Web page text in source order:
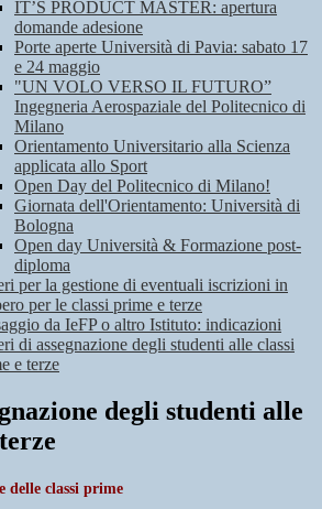
IT’S PRODUCT MASTER: apertura
domande adesione
Porte aperte Università di Pavia: sabato 17
e 24 maggio
"UN VOLO VERSO IL FUTURO”
Ingegneria Aerospaziale del Politecnico di
Milano
Orientamento Universitario alla Scienza
applicata allo Sport
Open Day del Politecnico di Milano!
Giornata dell'Orientamento: Università di
Bologna
Open day Università & Formazione post-
diploma
per la gestione di eventuali iscrizioni in
per le classi prime e terze
da IeFP o altro Istituto: indicazioni
di assegnazione degli studenti alle classi
e terze
degli studenti alle
delle classi prime